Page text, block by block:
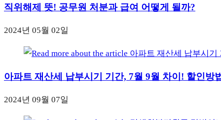
직위해제 뜻! 공무원 처분과 급여 어떻게 될까?
2024년 05월 02일
아파트 재산세 납부시기 기간, 7월 9월 차이! 할인방
2024년 09월 07일